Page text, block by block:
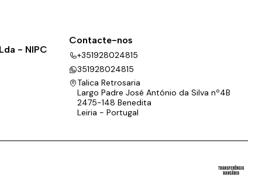
- NIPC
Contacte-nos
+351928024815
351928024815
Talica Retrosaria
Largo Padre José António da Silva nº4B
2475-148 Benedita
Leiria - Portugal